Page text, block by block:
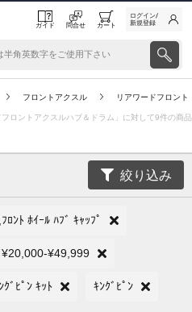
ガイド 問合せ カート
ログイン/
新規登録
フロントアクスル リアワードフロント
フロントアクスルハブ＆ドラム」に対して9件の商品
絞り込み
ﾛﾝﾄ ﾎｲｰﾙ ﾊﾌﾞ ｷｬｯﾌﾟ
¥20,000-¥49,999
ｸﾞﾋﾟﾝ ｷｯﾄ ｷﾝｸﾞﾋﾟﾝ